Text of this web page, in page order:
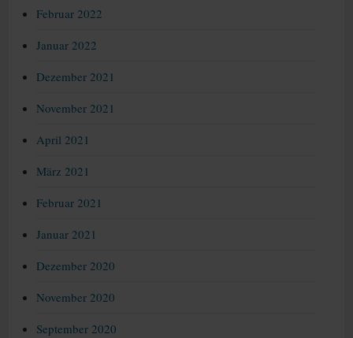
Februar 2022
Januar 2022
Dezember 2021
November 2021
April 2021
März 2021
Februar 2021
Januar 2021
Dezember 2020
November 2020
September 2020